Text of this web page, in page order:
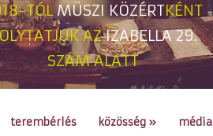
TÓLMÜSZI KÖZÉRTKÉNT
AZIZABELLA 29.
SZÁM ALATT
terembérlés közösség » média